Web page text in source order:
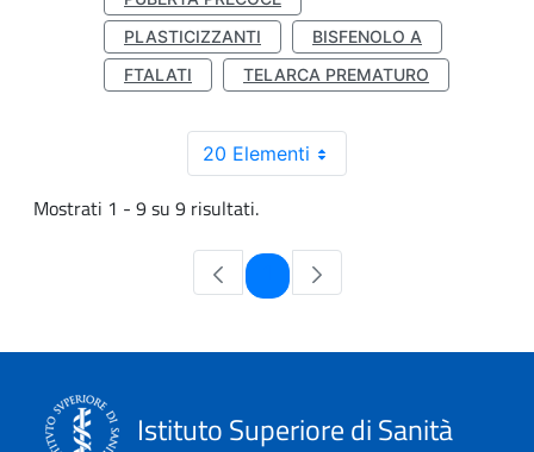
PLASTICIZZANTI
BISFENOLO A
FTALATI
TELARCA PREMATURO
20 Elementi
Mostrati 1 - 9 su 9 risultati.
Pagina
Istituto Superiore di Sanità